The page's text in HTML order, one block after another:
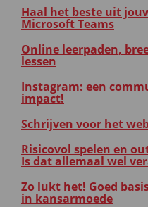
Haal het beste uit
Microsoft Teams
Online leerpaden,
lessen
Instagram: een
impact!
Schrijven voor het
Risicovol spelen en
Is dat allemaal wel
Zo lukt het! Goed
in kansarmoede